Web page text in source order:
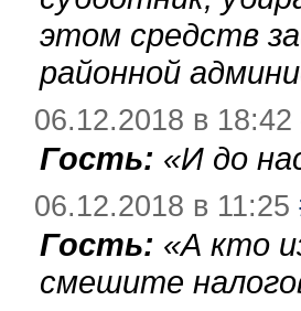
этом средств
районной
06.12.2018 в 18:42
Гость: «И до
06.12.2018 в 11:25
Гость: «А кто
смешите